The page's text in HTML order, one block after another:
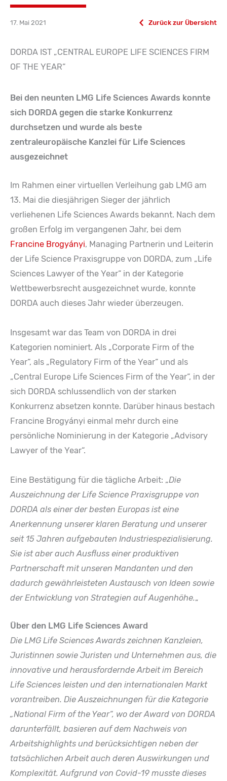
17. Mai 2021 Zurück zur Übersicht
DORDA IST „CENTRAL EUROPE LIFE SCIENCES FIRM
OF THE YEAR“
Bei den neunten LMG Life Sciences Awards konnte
sich DORDA gegen die starke Konkurrenz
durchsetzen und wurde als beste
zentraleuropäische Kanzlei für Life Sciences
ausgezeichnet
Im Rahmen einer virtuellen Verleihung gab LMG am
13. Mai die diesjährigen Sieger der jährlich
verliehenen Life Sciences Awards bekannt. Nach dem
großen Erfolg im vergangenen Jahr, bei dem
Francine Brogyányi, Managing Partnerin und Leiterin
der Life Science Praxisgruppe von DORDA, zum „Life
Sciences Lawyer of the Year“ in der Kategorie
Wettbewerbsrecht ausgezeichnet wurde, konnte
DORDA auch dieses Jahr wieder überzeugen.
Insgesamt war das Team von DORDA in drei
Kategorien nominiert. Als „Corporate Firm of the
Year“, als „Regulatory Firm of the Year“ und als
„Central Europe Life Sciences Firm of the Year“, in der
sich DORDA schlussendlich von der starken
Konkurrenz absetzen konnte. Darüber hinaus bestach
Francine Brogyányi einmal mehr durch eine
persönliche Nominierung in der Kategorie „Advisory
Lawyer of the Year“.
Eine Bestätigung für die tägliche Arbeit: „Die
Auszeichnung der Life Science Praxisgruppe von
DORDA als einer der besten Europas ist eine
Anerkennung unserer klaren Beratung und unserer
seit 15 Jahren aufgebauten Industriespezialisierung.
Sie ist aber auch Ausfluss einer produktiven
Partnerschaft mit unseren Mandanten und den
dadurch gewährleisteten Austausch von Ideen sowie
der Entwicklung von Strategien auf Augenhöhe.„
Über den LMG Life Sciences Award
Die LMG Life Sciences Awards zeichnen Kanzleien,
Juristinnen sowie Juristen und Unternehmen aus, die
innovative und herausfordernde Arbeit im Bereich
Life Sciences leisten und den internationalen Markt
vorantreiben. Die Auszeichnungen für die Kategorie
„National Firm of the Year“, wo der Award von DORDA
darunterfällt, basieren auf dem Nachweis von
Arbeitshighlights und berücksichtigen neben der
tatsächlichen Arbeit auch deren Auswirkungen und
Komplexität. Aufgrund von Covid-19 musste dieses